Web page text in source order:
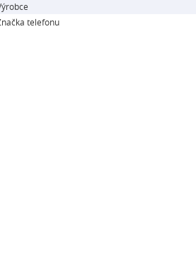
telefonu